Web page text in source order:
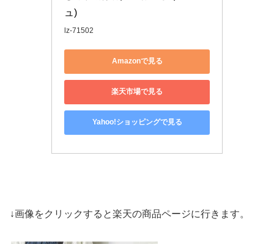
ュ)
lz-71502
Amazonで見る
楽天市場で見る
Yahoo!ショッピングで見る
↓画像をクリックすると楽天の商品ページに行きます。